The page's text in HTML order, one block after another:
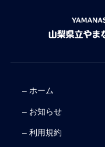
– ホーム
– お知らせ
– 利用規約